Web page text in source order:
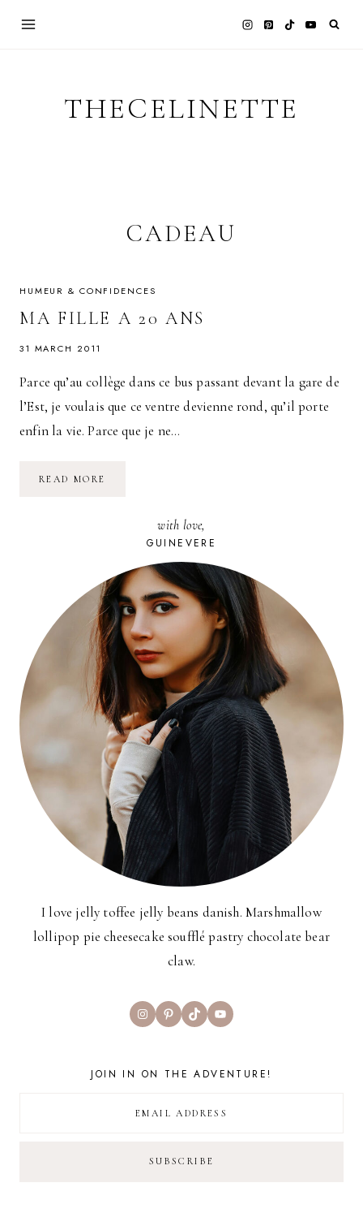
THECELINETTE
CADEAU
HUMEUR & CONFIDENCES
MA FILLE A 20 ANS
31 MARCH 2011
Parce qu’au collège dans ce bus passant devant la gare de
l’Est, je voulais que ce ventre devienne rond, qu’il porte
enfin la vie. Parce que je ne…
READ MORE
with love,
GUINEVERE
I love jelly toffee jelly beans danish. Marshmallow
lollipop pie cheesecake soufflé pastry chocolate bear
claw.
InstagramPinterest
TikTokYouTube
JOIN IN ON THE ADVENTURE!